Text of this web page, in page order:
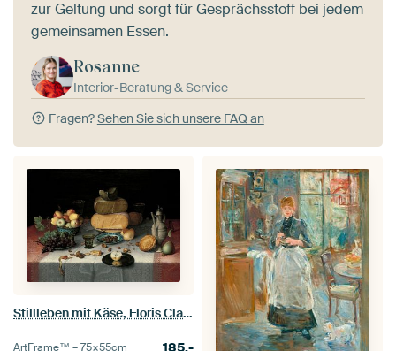
zur Geltung und sorgt für Gesprächsstoff bei jedem
gemeinsamen Essen.
Rosanne
Interior-Beratung & Service
Fragen?Sehen Sie sich unsere FAQ an
Stillleben mit Käse, Floris Claesz van Dijck
ArtFrame™ –75×55cm 185,-